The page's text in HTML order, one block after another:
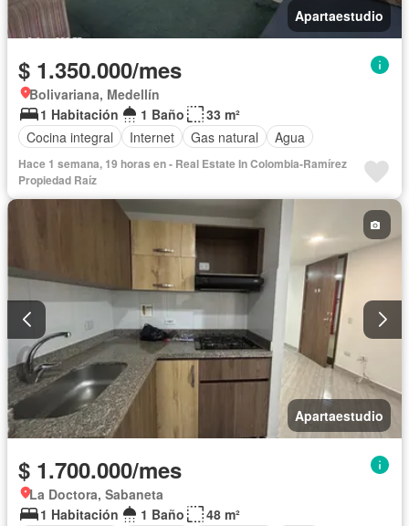
Apartaestudio
$ 1.350.000/mes
Bolivariana, Medellín
1 Habitación
1 Baño
33 m²
Cocina integral
Internet Gas natural Agua
Hace 1 semana, 19 horas en - Real Estate In Colombia-Ramírez
Propiedad Raíz
Apartaestudio
$ 1.700.000/mes
La Doctora, Sabaneta
1 Habitación
1 Baño
48 m²